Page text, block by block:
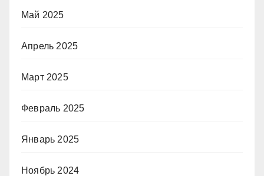
Май 2025
Апрель 2025
Март 2025
Февраль 2025
Январь 2025
Ноябрь 2024